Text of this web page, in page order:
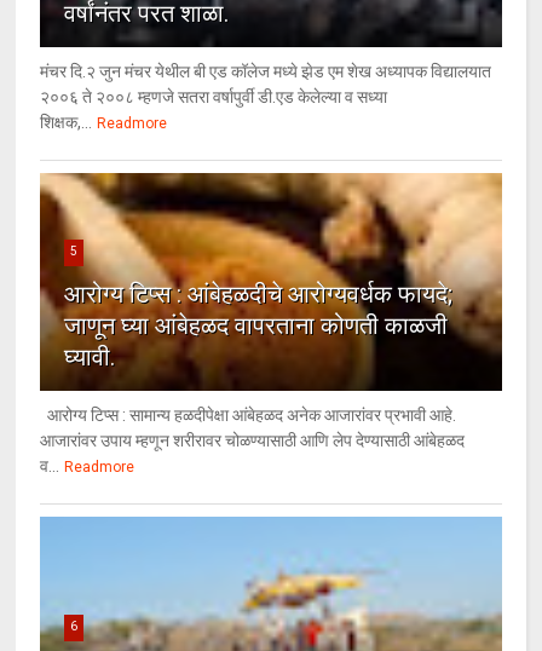
वर्षांनंतर परत शाळा.
मंचर दि.२ जुन मंचर येथील बी एड कॉलेज मध्ये झेड एम शेख अध्यापक विद्यालयात
२००६ ते २००८ म्हणजे सतरा वर्षापुर्वी डी.एड केलेल्या व सध्या
शिक्षक,... Readmore
5
आरोग्य टिप्स : आंबेहळदीचे आरोग्यवर्धक फायदे;
जाणून घ्या आंबेहळद वापरताना कोणती काळजी
घ्यावी.
आरोग्य टिप्स : सामान्य हळदीपेक्षा आंबेहळद अनेक आजारांवर प्रभावी आहे.
आजारांवर उपाय म्हणून शरीरावर चोळण्यासाठी आणि लेप देण्यासाठी आंबेहळद
व... Readmore
6